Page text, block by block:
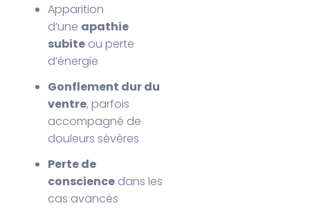
Apparition
d’une apathie
subite ou perte
d’énergie
Gonflement dur du
ventre, parfois
accompagné de
douleurs sévères
Perte de
conscience dans les
cas avancés